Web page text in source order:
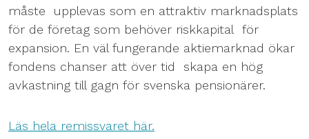
måste upplevas som en attraktiv marknadsplats
för de företag som behöver riskkapital för
expansion. En väl fungerande aktiemarknad ökar
fondens chanser att över tid skapa en hög
avkastning till gagn för svenska pensionärer.
Läs hela remissvaret här.